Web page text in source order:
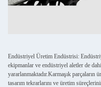
Endüstriyel Üretim Endüstrisi:
ekipmanlar ve endüstriyel aletler de
yararlanmaktadır.Karmaşık parçaların
tasarım tekrarlarını ve üretim